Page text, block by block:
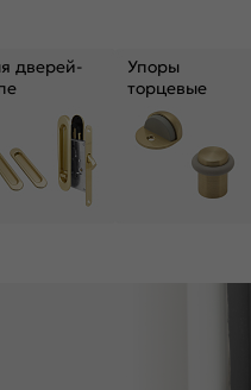
дверей-
Упоры
торцевые